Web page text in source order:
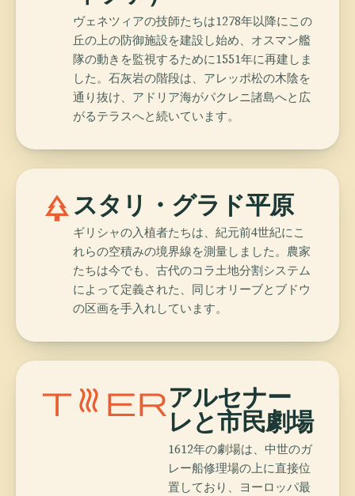
ヴェネツィアの技師たちは1278年以降にこの
丘の上の防御施設を建設し始め、オスマン艦
隊の動きを監視するために1551年に再建しま
した。石灰岩の階段は、アレッポ松の木陰を
通り抜け、アドリア海がパクレニ諸島へと広
がるテラスへと続いています。
parkスタリ・グラド平原
ギリシャの入植者たちは、紀元前4世紀にこ
れらの空積みの境界線を測量しました。農家
たちは今でも、古代のコラ土地分割システム
によって定義された、同じオリーブとブドウ
の区画を手入れしています。
theaterアルセナー
レと市民劇場
1612年の劇場は、中世のガ
レー船修理場の上に直接位
置しており、ヨーロッパ最